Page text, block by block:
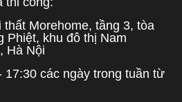
Morehome, tầng 3, tòa
Phiệt, khu đô thị Nam
Hà Nội
các ngày trong tuần từ